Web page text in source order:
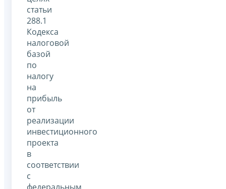
статьи
288.1
Кодекса
налоговой
базой
по
налогу
на
прибыль
от
реализации
инвестиционного
проекта
в
соответствии
с
федеральным